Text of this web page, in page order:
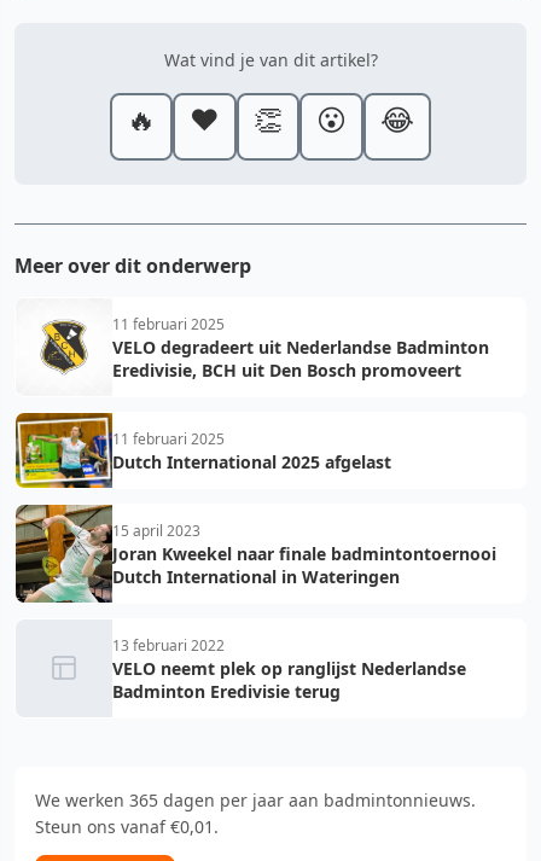
Wat vind je van dit artikel?
🔥 ❤️ 👏 😮 😂
Meer over dit onderwerp
11 februari 2025
VELO degradeert uit Nederlandse Badminton
Eredivisie, BCH uit Den Bosch promoveert
11 februari 2025
Dutch International 2025 afgelast
15 april 2023
Joran Kweekel naar finale badmintontoernooi
Dutch International in Wateringen
13 februari 2022
VELO neemt plek op ranglijst Nederlandse
Badminton Eredivisie terug
We werken 365 dagen per jaar aan badmintonnieuws.
Steun ons vanaf €0,01.